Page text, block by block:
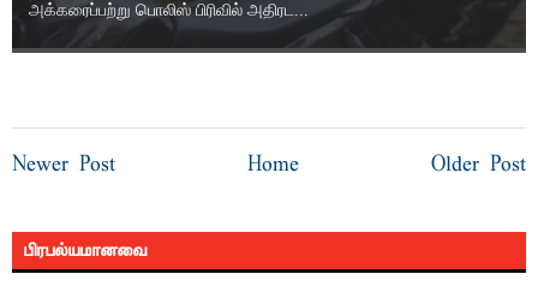
அக்கரைப்பற்று பொலிஸ் பிரிவில் அதிரட...
Newer Post Older Post
Home
பிரபல்யமானவை